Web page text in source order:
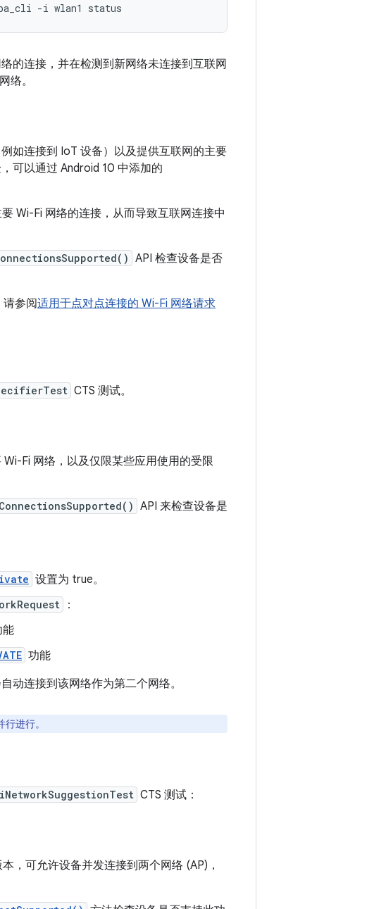
的连接，并在检测到新网络未连接到互联网
络。
如连接到 IoT 设备）以及提供互联网的主要
可以通过 Android 10 中添加的
Wi-Fi 网络的连接，从而导致互联网连接中
API 检查设备是否
参阅适用于点对点连接的 Wi-Fi 网络请求
CTS 测试。
Fi 网络，以及仅限某些应用使用的受限
API 来检查设备是
设置为 true。
：
能
功能
动连接到该网络作为第二个网络。
进行。
CTS 测试：
，可允许设备并发连接到两个网络 (AP)，